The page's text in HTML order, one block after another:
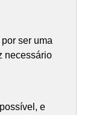
ser uma
necessário
e